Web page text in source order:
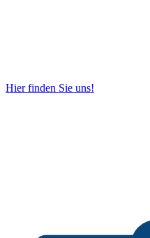
Hier finden Sie uns!